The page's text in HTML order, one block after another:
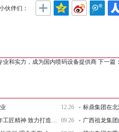
伙伴们：
业和实力，成为国内喷码设备提供商 下一篇：
12.26
富春控股集团秉承400年工匠精神 致力打造行业领头羊
09.26 广西祖龙集